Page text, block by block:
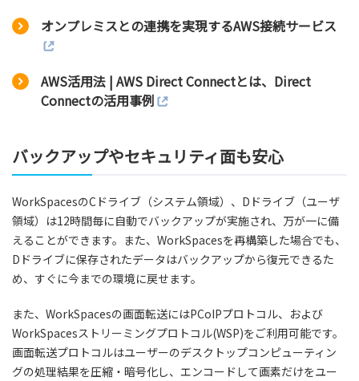
オンプレミスとの連携を実現するAWS接続サービス
AWS活用法 | AWS Direct Connectとは、Direct
Connectの活用事例
バックアップやセキュリティ面も安心
WorkSpacesのCドライブ（システム領域）、Dドライブ（ユーザ
領域）は12時間毎に自動でバックアップが実施され、万が一に備
えることができます。また、WorkSpacesを再構築した場合でも、
Dドライブに保存されたデータはバックアップから復元できるた
め、すぐに今までの環境に戻せます。
また、WorkSpacesの画面転送にはPCoIPプロトコル、および
WorkSpacesストリーミングプロトコル(WSP)をご利用可能です。
画面転送プロトコルはユーザーのデスクトップコンピューティン
グの処理結果を圧縮・暗号化し、エンコードして画素だけをユー